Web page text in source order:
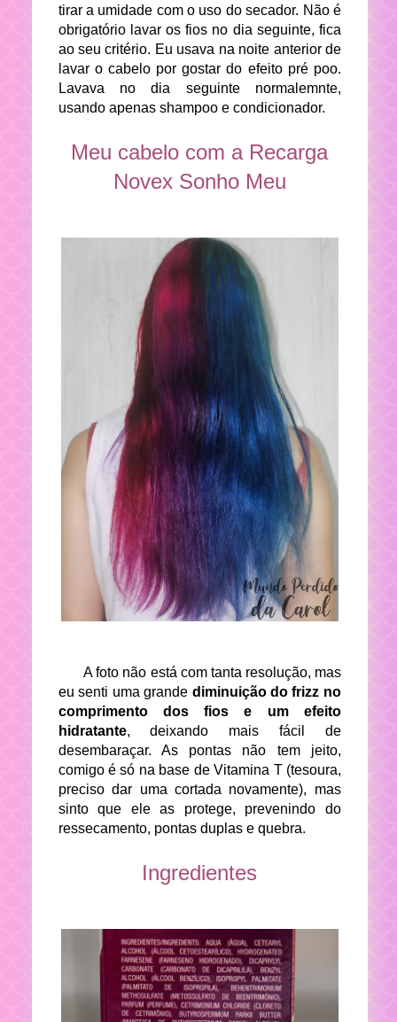
tirar a umidade com o uso do secador. Não é
obrigatório lavar os fios no dia seguinte, fica
ao seu critério. Eu usava na noite anterior de
lavar o cabelo por gostar do efeito pré poo.
Lavava no dia seguinte normalemnte,
usando apenas shampoo e condicionador.
Meu cabelo com a Recarga
Novex Sonho Meu
A foto não está com tanta resolução, mas
eu senti uma grande diminuição do frizz no
comprimento dos fios e um efeito
hidratante, deixando mais fácil de
desembaraçar. As pontas não tem jeito,
comigo é só na base de Vitamina T (tesoura,
preciso dar uma cortada novamente), mas
sinto que ele as protege, prevenindo do
ressecamento, pontas duplas e quebra.
Ingredientes